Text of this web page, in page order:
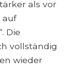
als vor
auf
Die
vollständig
wieder